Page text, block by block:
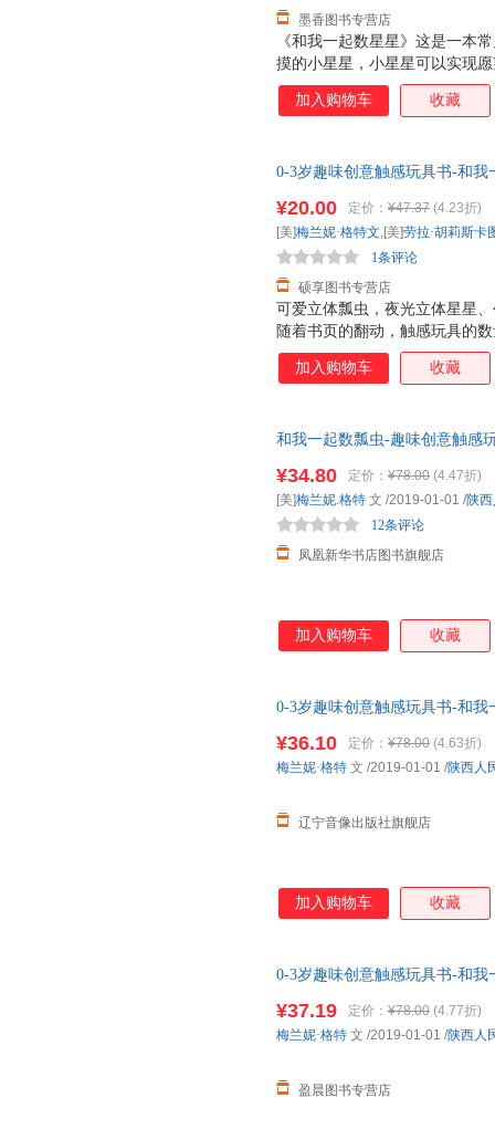
《和我一起数星星》这是一本
摸的小星星，小星星可以实现
每个愿望对应一个中英对照的
前阅读故事，有助于培养规律
墨香图书专营店
加入购物车 收藏
0-3岁趣味创意触感玩具书-和
杀，欢迎选购！
可爱立体瓢虫，夜光立体星星
随着书页的翻动，触感玩具的
宝观察力。 构思巧妙的故事，
关键词中英双语，促进宝宝早
¥20.00 定价： ¥47.37 (4.23折)
硕享图书专营店
1条评论
[美]梅兰妮·格特文,[美]劳拉·胡莉斯卡
加入购物车 收藏
和我一起数瓢虫-趣味创意触感
¥34.80 定价： ¥78.00 (4.47折)
凤凰新华书店图书旗舰店
12条评论
[美]梅兰妮.格特 文 /2019-01-01 /陕
加入购物车 收藏
0-3岁趣味创意触感玩具书-和
¥36.10 定价： ¥78.00 (4.63折)
辽宁音像出版社旗舰店
梅兰妮·格特 文 /2019-01-01 /陕西人
加入购物车 收藏
0-3岁趣味创意触感玩具书-和
主入睡！宝宝边摸边思考，颜
¥37.19 定价： ¥78.00 (4.77折)
盈晨图书专营店
梅兰妮·格特 文 /2019-01-01 /陕西人